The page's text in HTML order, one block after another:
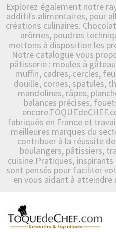
Explorez également notre
additifs alimentaires, pour
créations culinaires.
arômes, poudres
mettons à disposition les
Notre catalogue vous
pâtisserie : moules à
muffin, cadres, cercles,
douille, cornes, spatules,
mandolines, râpes,
balances précises,
fabriqués en France et
meilleures marques du
contribuer à la réussite
boulangers, pâtissiers,
cuisine.Pratiques,
sont pensés pour faciliter
en vous aidant à atteindre